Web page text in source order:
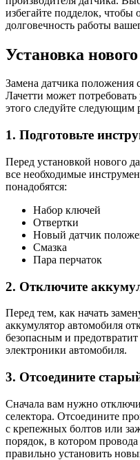
избегайте подделок, чтобы
долговечность работы
Установка
Замена датчика
Лачетти может
этого следуйте следующим
1. Подготовьте
Перед установкой нового
все необходимые
понадобятся:
Набор ключей
Отвертки
Новый датчик
Смазка
Пара перчаток
2. Отключите
Перед тем, как начать
аккумулятор автомобиля
безопасным и
электроники автомобиля.
3. Отсоедините
Сначала вам нужно
селектора. Отсоедините
с крепежных болтов или
порядок, в котором
правильно установить